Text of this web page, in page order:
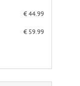
€ 44.99
€ 59.99